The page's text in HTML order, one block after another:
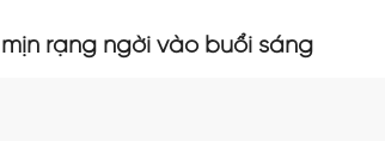
rạng ngời vào buổi sáng